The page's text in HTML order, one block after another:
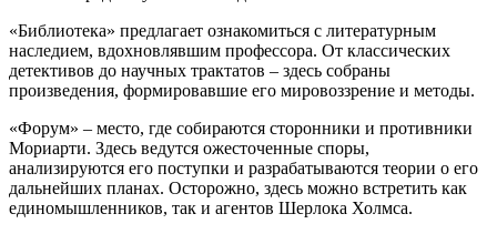
«Библиотека» предлагает ознакомиться с литературным
наследием, вдохновлявшим профессора. От классических
детективов до научных трактатов – здесь собраны
произведения, формировавшие его мировоззрение и методы.
«Форум» – место, где собираются сторонники и противники
Мориарти. Здесь ведутся ожесточенные споры,
анализируются его поступки и разрабатываются теории о его
дальнейших планах. Осторожно, здесь можно встретить как
единомышленников, так и агентов Шерлока Холмса.